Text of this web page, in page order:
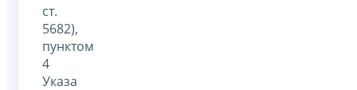
ст.
5682),
пунктом
4
Указа